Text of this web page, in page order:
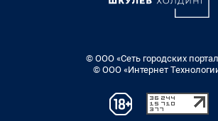
© ООО «Сеть городских
© ООО «Интернет